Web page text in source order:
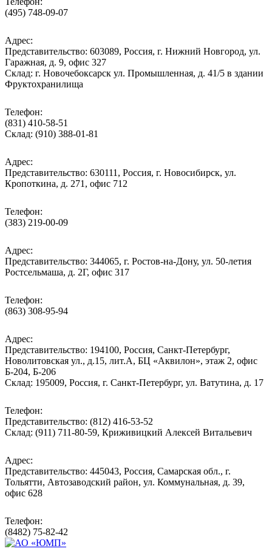
(495) 748-09-07
Адрес:
Представительство: 603089, Россия, г. Нижний Новгород, ул.
Гаражная, д. 9, офис 327
Склад: г. Новочебоксарск ул. Промышленная, д. 41/5 в здании
Фруктохранилища
Телефон:
(831) 410-58-51
Склад: (910) 388-01-81
Адрес:
Представительство: 630111, Россия, г. Новосибирск, ул.
Кропоткина, д. 271, офис 712
Телефон:
(383) 219-00-09
Адрес:
Представительство: 344065, г. Ростов-на-Дону, ул. 50-летия
Ростсельмаша, д. 2Г, офис 317
Телефон:
(863) 308-95-94
Адрес:
Представительство: 194100, Россия, Санкт-Петербург,
Новолитовская ул., д.15, лит.А, БЦ «Аквилон», этаж 2, офис
Б-204, Б-206
Склад: 195009, Россия, г. Санкт-Петербург, ул. Ватутина, д. 17
Телефон:
Представительство: (812) 416-53-52
Склад: (911) 711-80-59, Криживицкий Алексей Витальевич
Адрес:
Представительство: 445043, Россия, Самарская обл., г.
Тольятти, Автозаводский район, ул. Коммунальная, д. 39,
офис 628
Телефон:
(8482) 75-82-42